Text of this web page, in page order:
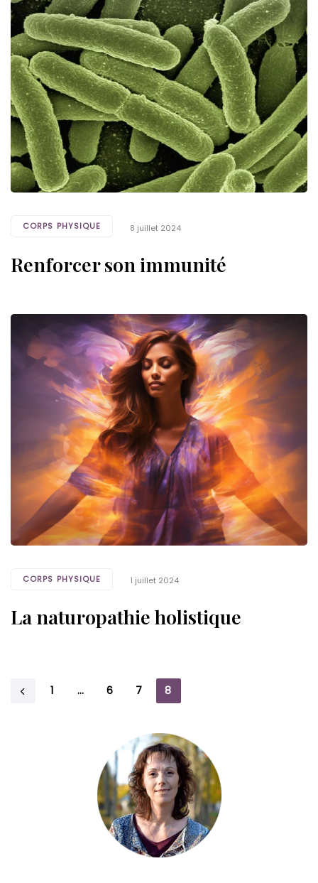
Tags
CORPS PHYSIQUE 8 juillet 2024
Renforcer son immunité
CORPS PHYSIQUE 1 juillet 2024
La naturopathie holistique
1 … 6 7 8